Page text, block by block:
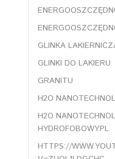
GLINKA
GLINKI DO LAKIERU
GRANITU
H2O
H2O
HYDROFOBOWY.PL
HTTPS://